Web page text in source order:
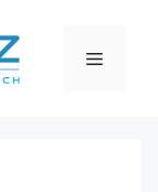
MENU